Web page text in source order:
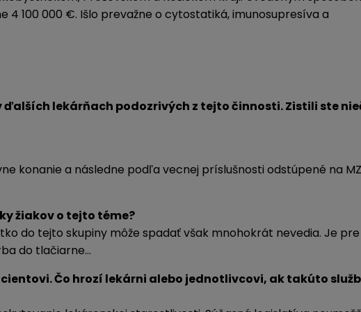
100 000 €. Išlo prevažne o cytostatiká, imunosupresíva a
lekárňach podozrivých z tejto činnosti. Zistili ste
konanie a následne podľa vecnej príslušnosti odstúpené na MZ
žiakov o tejto téme?
do tejto skupiny môže spadať však mnohokrát nevedia. Je pre
do tlačiarne…
Čo hrozí lekárni alebo jednotlivcovi, ak takúto